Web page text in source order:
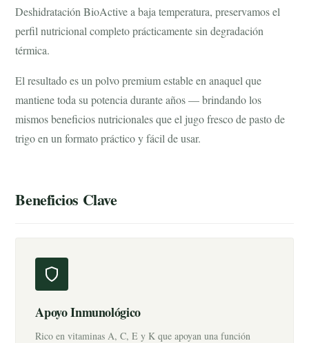
Deshidratación BioActive a baja temperatura, preservamos el
perfil nutricional completo prácticamente sin degradación
térmica.
El resultado es un polvo premium estable en anaquel que
mantiene toda su potencia durante años — brindando los
mismos beneficios nutricionales que el jugo fresco de pasto de
trigo en un formato práctico y fácil de usar.
Beneficios Clave
Apoyo Inmunológico
Rico en vitaminas A, C, E y K que apoyan una función